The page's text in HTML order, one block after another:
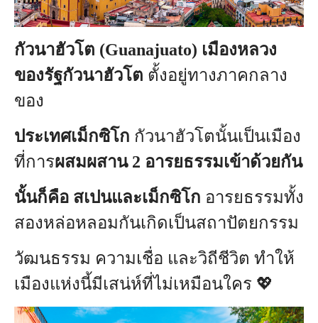
กัวนาฮัวโต (Guanajuato) เมืองหลวง
ของรัฐกัวนาฮัวโต ตั้งอยู่ทางภาคกลาง
ของ
ประเทศเม็กซิโก กัวนาฮัวโตนั้นเป็นเมือง
ที่การผสมผสาน 2 อารยธรรมเข้าด้วยกัน
นั้นก็คือ สเปนและเม็กซิโก อารยธรรมทั้ง
สองหล่อหลอมกันเกิดเป็นสถาปัตยกรรม
วัฒนธรรม ความเชื่อ และวิถีชีวิต ทำให้
เมืองแห่งนี้มีเสน่ห์ที่ไม่เหมือนใคร 💖